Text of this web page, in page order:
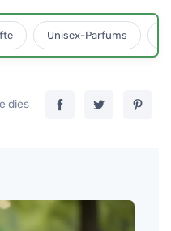
Unisex-Parfums
dies